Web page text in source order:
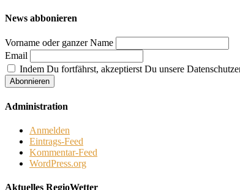
News abbonieren
Vorname oder ganzer Name
Email
Indem Du fortfährst, akzeptierst Du unsere
Administration
Anmelden
Eintrags-Feed
Kommentar-Feed
WordPress.org
Aktuelles RegioWetter